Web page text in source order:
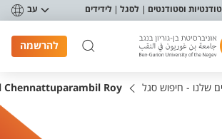
וסטודנטים לסגל לידידים עב
להרשמה
שלנו - חיפוש סגל Chennattuparambil Roy